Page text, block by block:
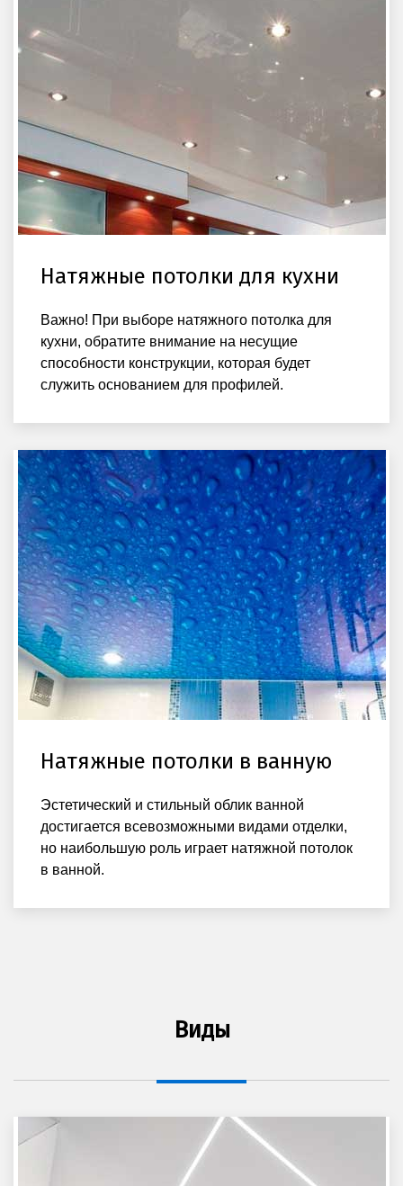
Натяжные потолки для кухни
Важно! При выборе натяжного потолка для
кухни, обратите внимание на несущие
способности конструкции, которая будет
служить основанием для профилей.
Натяжные потолки в ванную
Эстетический и стильный облик ванной
достигается всевозможными видами отделки,
но наибольшую роль играет натяжной потолок
в ванной.
Виды